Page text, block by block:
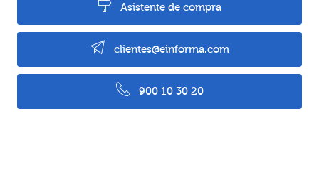
Asistente de compra
clientes@einforma.com
900 10 30 20